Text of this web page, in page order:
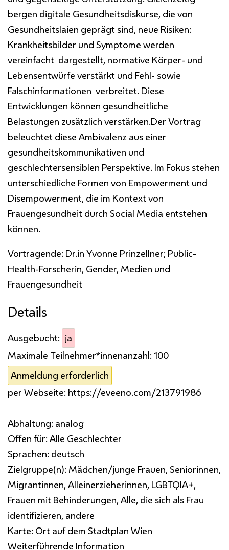
bergen digitale Gesundheitsdiskurse, die von
Gesundheitslaien geprägt sind, neue Risiken:
Krankheitsbilder und Symptome werden
vereinfacht dargestellt, normative Körper- und
Lebensentwürfe verstärkt und Fehl- sowie
Falschinformationen verbreitet. Diese
Entwicklungen können gesundheitliche
Belastungen zusätzlich verstärken.Der Vortrag
beleuchtet diese Ambivalenz aus einer
gesundheitskommunikativen und
geschlechtersensiblen Perspektive. Im Fokus stehen
unterschiedliche Formen von Empowerment und
Disempowerment, die im Kontext von
Frauengesundheit durch Social Media entstehen
können.
Vortragende: Dr.in Yvonne Prinzellner; Public-
Health-Forscherin, Gender, Medien und
Frauengesundheit
Details
Ausgebucht: ja
Maximale Teilnehmer*innenanzahl: 100
Anmeldung erforderlich
per Webseite: https://eveeno.com/213791986
Abhaltung: analog
Offen für: Alle Geschlechter
Sprachen: deutsch
Zielgruppe(n): Mädchen/junge Frauen, Seniorinnen,
Migrantinnen, Alleinerzieherinnen, LGBTQIA+,
Frauen mit Behinderungen, Alle, die sich als Frau
identifizieren, andere
Karte: Ort auf dem Stadtplan Wien
Weiterführende Information